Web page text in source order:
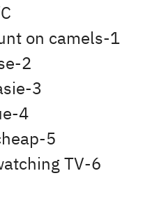
C/
1-They used to hunt on camels
2-False
3-Al Basie
4-True
5-quite cheap
6-swimming, watching TV